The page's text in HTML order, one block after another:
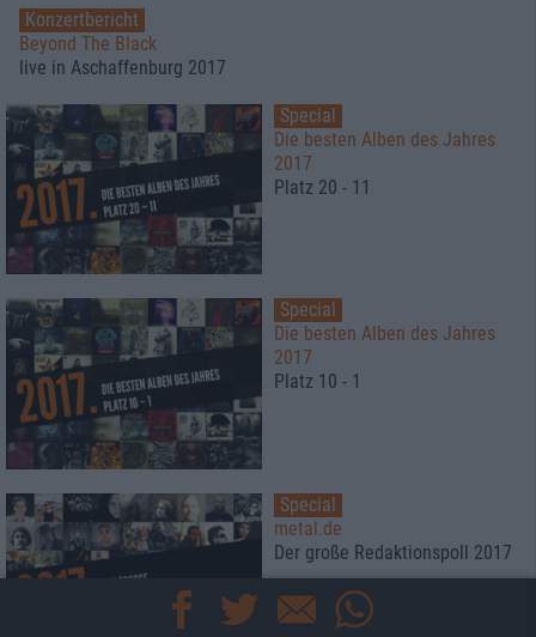
Konzertbericht
Beyond The Black
live in Aschaffenburg 2017
Special
Die besten Alben des Jahres
2017
Platz 20 - 11
Special
Die besten Alben des Jahres
2017
Platz 10 - 1
Special
metal.de
Der große Redaktionspoll 2017